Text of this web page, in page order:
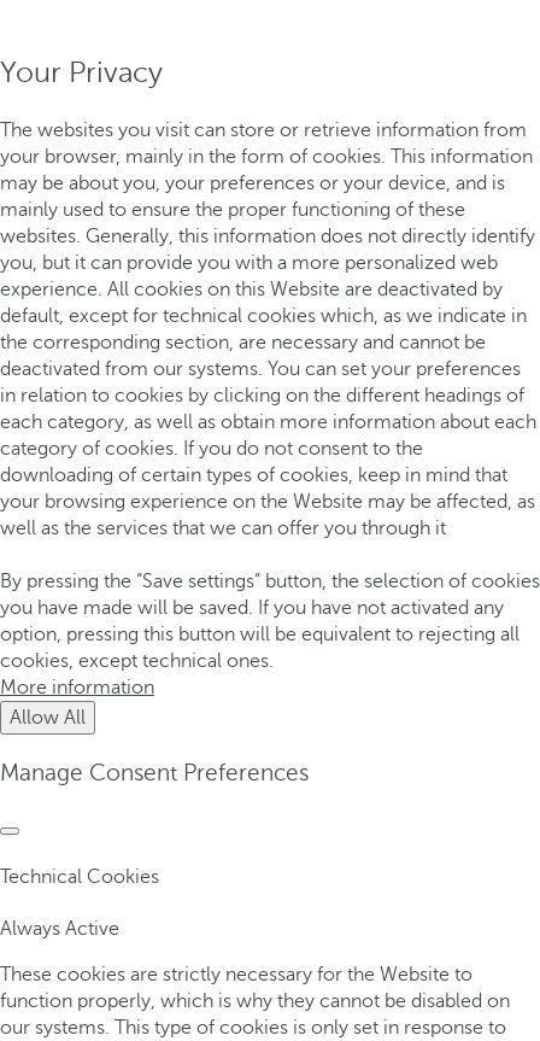
Your Privacy
The websites you visit can store or retrieve information from
your browser, mainly in the form of cookies. This information
may be about you, your preferences or your device, and is
mainly used to ensure the proper functioning of these
websites. Generally, this information does not directly identify
you, but it can provide you with a more personalized web
experience. All cookies on this Website are deactivated by
default, except for technical cookies which, as we indicate in
the corresponding section, are necessary and cannot be
deactivated from our systems. You can set your preferences
in relation to cookies by clicking on the different headings of
each category, as well as obtain more information about each
category of cookies. If you do not consent to the
downloading of certain types of cookies, keep in mind that
your browsing experience on the Website may be affected, as
well as the services that we can offer you through it
By pressing the “Save settings” button, the selection of cookies
you have made will be saved. If you have not activated any
option, pressing this button will be equivalent to rejecting all
cookies, except technical ones.
More information
Allow All
Manage Consent Preferences
Technical Cookies
Always Active
These cookies are strictly necessary for the Website to
function properly, which is why they cannot be disabled on
our systems. This type of cookies is only set in response to